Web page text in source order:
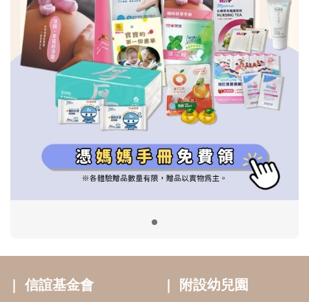
信誼基金會
2022信誼年度報告
2023信誼年度報告
2024信誼年度報告
好孕袋
附設幼兒園
小袋鼠幼師網